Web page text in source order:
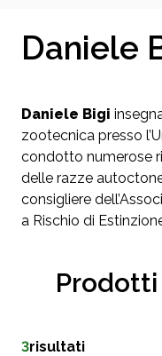
Daniele
Daniele Bigi
zootecnica presso
condotto numerose
delle razze
consigliere
a Rischio di
Prodotti
3risultati